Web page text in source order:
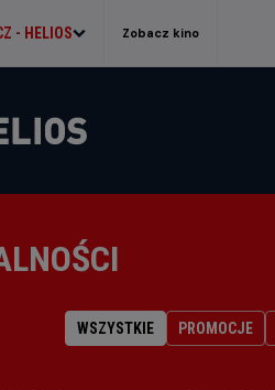
- HELIOS Zobacz kino
WSZYSTKIE PROMOCJE